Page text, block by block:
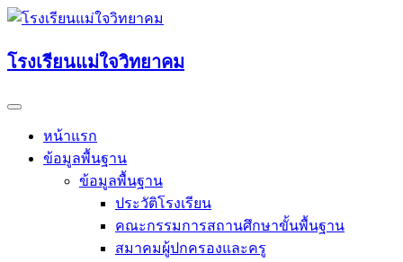
Skip
โรงเรียนแม่ใจวิทยาคม
หน้าแรก
ข้อมูลพื้นฐาน
ข้อมูลพื้นฐาน
ประวัติโรงเรียน
คณะกรรมการสถานศึกษาขั้นพื้นฐาน
สมาคมผู้ปกครองและครู